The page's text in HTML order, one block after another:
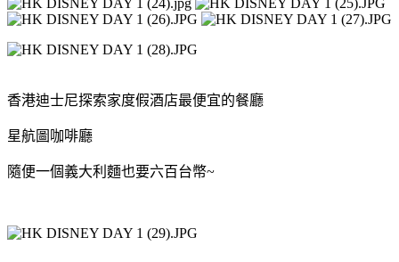
香港迪士尼探索家度假酒店最便宜的餐廳
星航圖咖啡廳
隨便一個義大利麵也要六百台幣~